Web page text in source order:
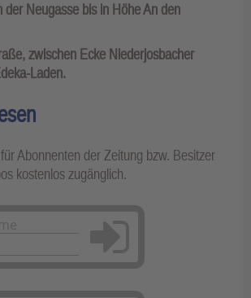
der Neugasse bis in Höhe An den
zwischen Ecke Niederjosbacher
Laden.
Abonnenten der Zeitung bzw. Besitzer
kostenlos zugänglich.
Anmelden